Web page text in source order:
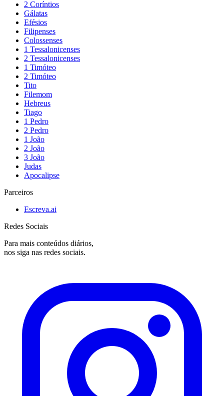
2 Coríntios
Gálatas
Efésios
Filipenses
Colossenses
1 Tessalonicenses
2 Tessalonicenses
1 Timóteo
2 Timóteo
Tito
Filemom
Hebreus
Tiago
1 Pedro
2 Pedro
1 João
2 João
3 João
Judas
Apocalipse
Parceiros
Escreva.ai
Redes Sociais
Para mais conteúdos diários,
nos siga nas redes sociais.